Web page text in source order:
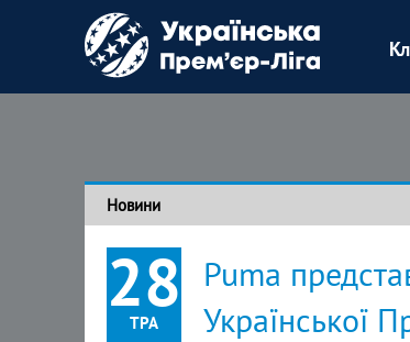
Зоря
Кудрівка
Полісся
Новини
28
ТРА
Puma
Української